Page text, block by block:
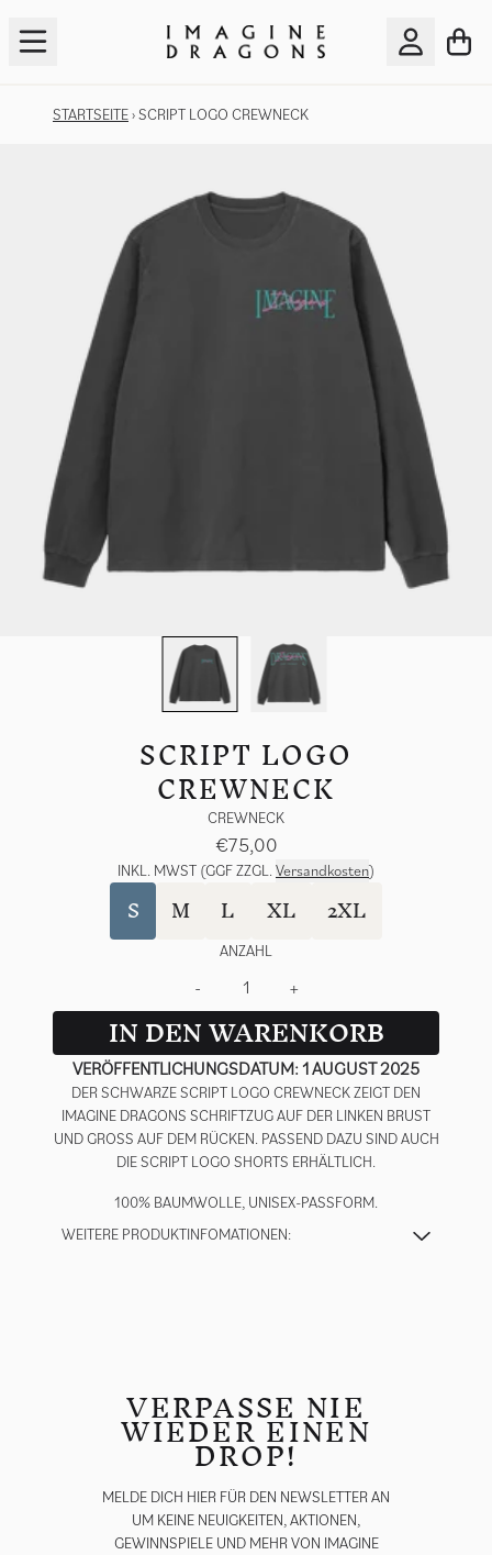
KONTO
STARTSEITE›SCRIPT LOGO CREWNECK
SCRIPT LOGO
CREWNECK
CREWNECK
€75,00
INKL. MWST (GGF ZZGL.Versandkosten)
S M L XL 2XL
ANZAHL
- +
IN DEN WARENKORB
VERÖFFENTLICHUNGSDATUM: 1 AUGUST 2025
DER SCHWARZE SCRIPT LOGO CREWNECK ZEIGT DEN
IMAGINE DRAGONS SCHRIFTZUG AUF DER LINKEN BRUST
UND GROSS AUF DEM RÜCKEN. PASSEND DAZU SIND AUCH D
IE SCRIPT LOGO SHORTS ERHÄLTLICH.
100% BAUMWOLLE, UNISEX-PASSFORM.
WEITERE PRODUKTINFOMATIONEN:
VERPASSE NIE
WIEDER EINEN
DROP!
MELDE DICH HIER FÜR DEN NEWSLETTER AN
UM KEINE NEUIGKEITEN, AKTIONEN,
GEWINNSPIELE UND MEHR VON IMAGINE